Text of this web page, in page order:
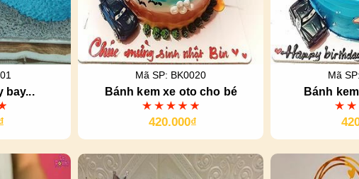
bay...
Mã SP: BK0020
Bánh kem xe oto cho bé
420.000₫
Mã
Bánh